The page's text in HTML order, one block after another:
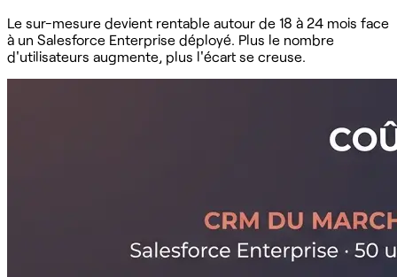
Le sur-mesure devient rentable autour de 18 à 24 mois face
à un Salesforce Enterprise déployé. Plus le nombre
d'utilisateurs augmente, plus l'écart se creuse.